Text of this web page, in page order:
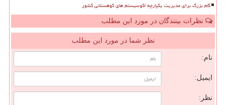
گام بزرگ برای مدیریت یکپارچه اکوسیستم های کوهستانی کشور
نظرات بینندگان در مورد این مطلب
نظر شما در مورد این مطلب
نام:
ایمیل:
نظر: